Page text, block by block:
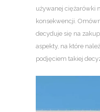
używanej ciężarówki
konsekwencji.
decyduje się na
aspekty, na które
podjęciem takiej